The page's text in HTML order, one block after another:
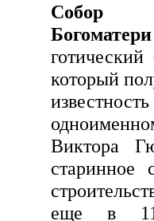
Собор
Богоматери
который
Виктора
старинное
еще в